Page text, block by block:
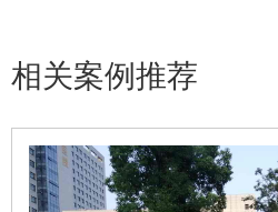
相关案例推荐